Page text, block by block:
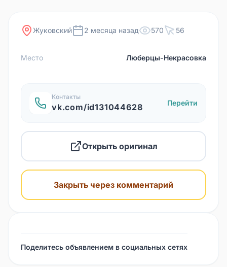
Жуковский 2 месяца назад 570 56
Место Люберцы-Некрасовка
Контакты
vk.com/id131044628 Перейти
Открыть оригинал
Закрыть через комментарий
Поделитесь объявлением в социальных сетях